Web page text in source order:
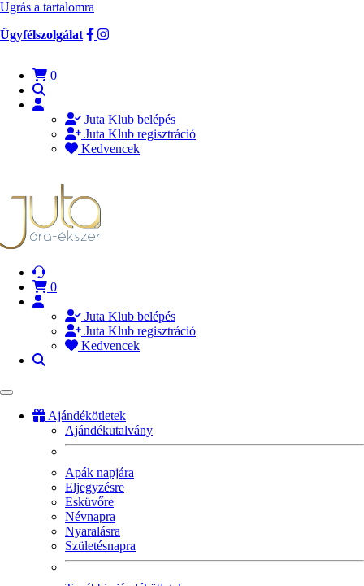
Ugrás a tartalomra
Ügyfélszolgálat
0
Juta Klub belépés
Juta Klub regisztráció
Kedvencek
0
Juta Klub belépés
Juta Klub regisztráció
Kedvencek
Ajándékötletek
Ajándékutalvány
Apák napjára
Eljegyzésre
Esküvőre
Névnapra
Nyaralásra
Születésnapra